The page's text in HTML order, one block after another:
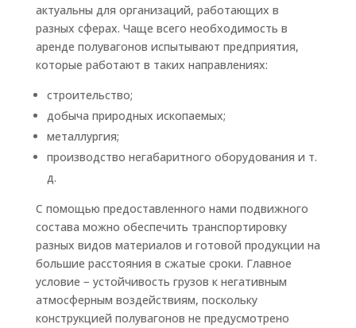
актуальны для организаций, работающих в
разных сферах. Чаще всего необходимость в
аренде полувагонов испытывают предприятия,
которые работают в таких направлениях:
строительство;
добыча природных ископаемых;
металлургия;
производство негабаритного оборудования и т.
д.
С помощью предоставленного нами подвижного
состава можно обеспечить транспортировку
разных видов материалов и готовой продукции на
большие расстояния в сжатые сроки. Главное
условие − устойчивость грузов к негативным
атмосферным воздействиям, поскольку
конструкцией полувагонов не предусмотрено